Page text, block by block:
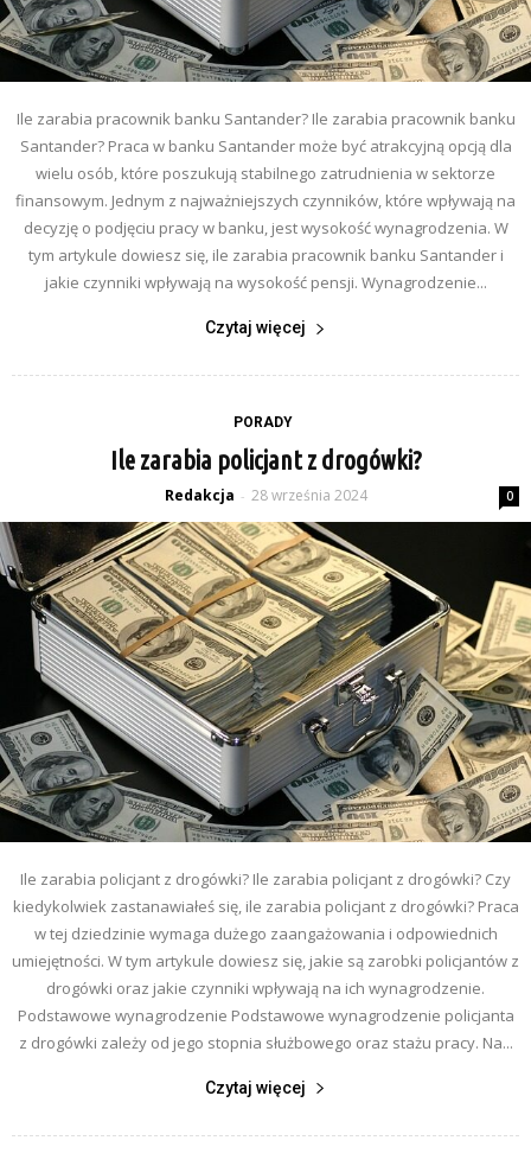
Ile zarabia pracownik banku Santander? Ile zarabia pracownik banku
Santander? Praca w banku Santander może być atrakcyjną opcją dla
wielu osób, które poszukują stabilnego zatrudnienia w sektorze
finansowym. Jednym z najważniejszych czynników, które wpływają na
decyzję o podjęciu pracy w banku, jest wysokość wynagrodzenia. W
tym artykule dowiesz się, ile zarabia pracownik banku Santander i
jakie czynniki wpływają na wysokość pensji. Wynagrodzenie...
Czytaj więcej
PORADY
Ile zarabia policjant z drogówki?
Redakcja - 28 września 2024 0
Ile zarabia policjant z drogówki? Ile zarabia policjant z drogówki? Czy
kiedykolwiek zastanawiałeś się, ile zarabia policjant z drogówki? Praca
w tej dziedzinie wymaga dużego zaangażowania i odpowiednich
umiejętności. W tym artykule dowiesz się, jakie są zarobki policjantów z
drogówki oraz jakie czynniki wpływają na ich wynagrodzenie.
Podstawowe wynagrodzenie Podstawowe wynagrodzenie policjanta
z drogówki zależy od jego stopnia służbowego oraz stażu pracy. Na...
Czytaj więcej